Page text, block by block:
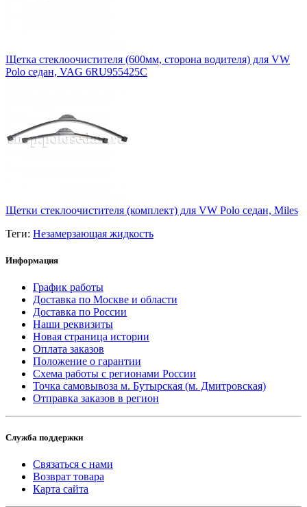
Щетка стеклоочистителя (600мм, сторона водителя) для VW
Polo седан, VAG 6RU955425C
Щетки стеклоочистителя (комплект) для VW Polo седан, Miles
Теги: Незамерзающая жидкость
Информация
График работы
Доставка по Москве и области
Доставка по России
Наши реквизиты
Новая страница истории
Оплата заказов
Положение о гарантии
Схема работы с регионами России
Точка самовывоза м. Бутырская (м. Дмитровская)
Отправка заказов в регион
Служба поддержки
Связаться с нами
Возврат товара
Карта сайта